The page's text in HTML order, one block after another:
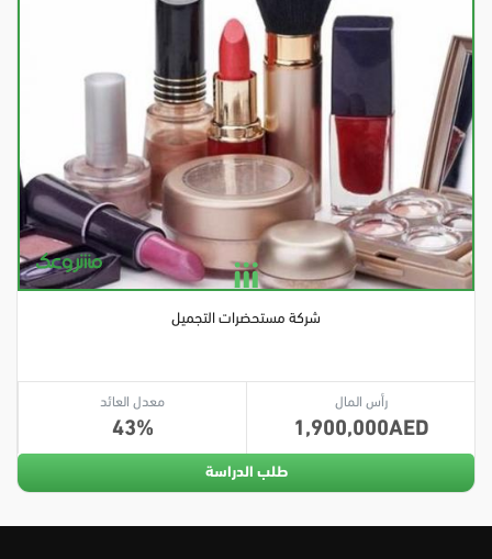
شركة مستحضرات التجميل
رأس المال
1,900,000
معدل العائد
43
طلب الدراسة